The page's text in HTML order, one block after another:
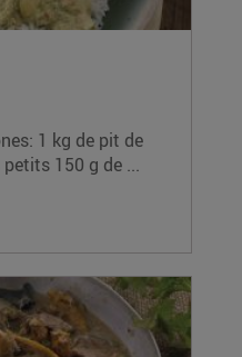
1 kg de pit de
150 g de ...